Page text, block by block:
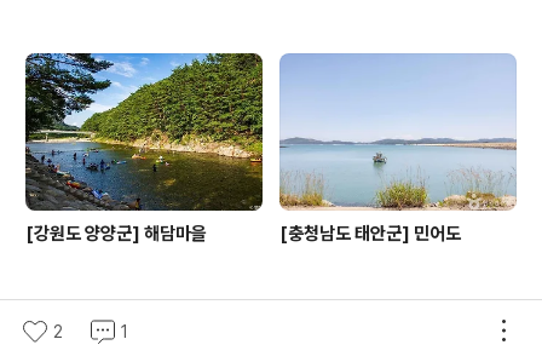
[강원도 양양군] 해담마을 [충청남도 태안군] 민어도
2 1